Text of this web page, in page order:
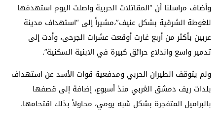
وأضاف مراسلنا أن “المقاتلات الحربية واصلت اليوم استهدفها
للغوطة الشرقية بشكل عنيف”،مشيراً إلى “استهداف مدينة
عربين بأكثر من أربع غارت أوقعت عشرات الجرحى، وأدت إلى
تدمير واسع واندلاع حرائق كبيرة في الابنية السكنية”.
ولم يتوقف الطيران الحربي ومدفعية قوات الأسد عن استهداف
بلدات ريف دمشق الغربي منذ أسبوع، إضافة إلى قصفها
بالبراميل المتفجرة بشكل شبه يومي، محاولاً بذلك اقتحامها.